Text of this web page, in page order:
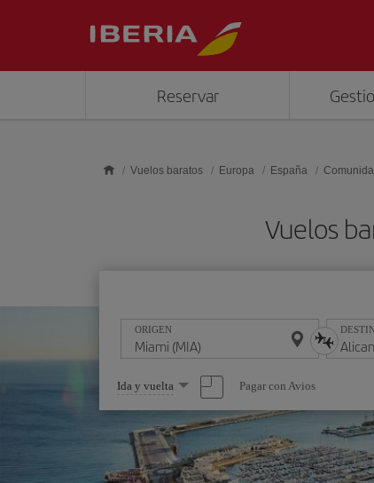
Reservar
Vuelos baratos Europa España
Vuelos
ORIGEN
Seleccione
una
opción
Ida y vuelta Pagar con Avios